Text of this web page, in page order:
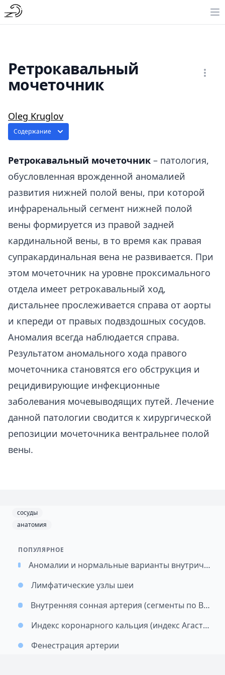
Ретрокавальный
мочеточник
Oleg Kruglov
Содержание
Ретрокавальный мочеточник – патология,
обусловленная врожденной аномалией
развития нижней полой вены, при которой
инфраренальный сегмент нижней полой
вены формируется из правой задней
кардинальной вены, в то время как правая
супракардинальная вена не развивается. При
этом мочеточник на уровне проксимального
отдела имеет ретрокавальный ход,
дистальнее прослеживается справа от аорты
и кпереди от правых подвздошных сосудов.
Аномалия всегда наблюдается справа.
Результатом аномального хода правого
мочеточника становятся его обструкция и
рецидивирующие инфекционные
заболевания мочевыводящих путей. Лечение
данной патологии сводится к хирургической
репозиции мочеточника вентральнее полой
вены.
сосуды
анатомия
ПОПУЛЯРНОЕ
Аномалии и нормальные варианты внутричерепных артерий: подход к классификации и значимость
Лимфатические узлы шеи
Внутренняя сонная артерия (сегменты по Bouthillier)
Индекс коронарного кальция (индекс Агастона)
Фенестрация артерии